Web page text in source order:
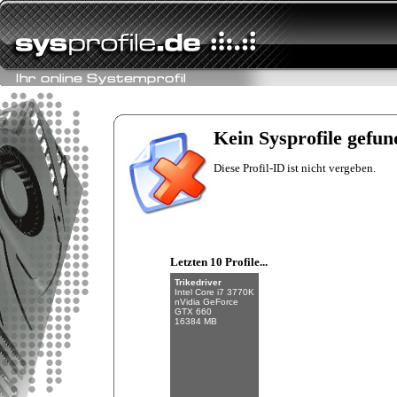
Kein Sysprofile
Diese Profil-ID ist nicht vergeben.
Letzten 10 Profile...
NVIDIA GeForce
32 GB (4 x 8 GB)
Trikedriver
Intel Core i7 3770K
nVidia GeForce
GTX 660
16384 MB